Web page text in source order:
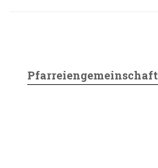
Pfarreiengemeinschaft